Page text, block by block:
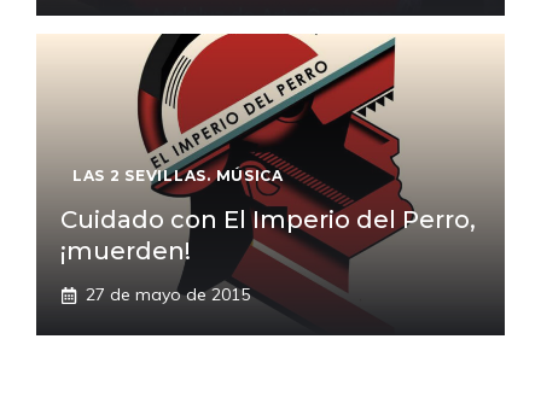
LAS 2 SEVILLAS. MÚSICA
Cuidado con El Imperio del Perro,
¡muerden!
27 de mayo de 2015